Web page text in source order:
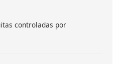
controladas por